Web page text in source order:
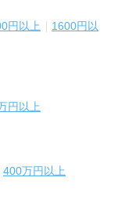
円以上
1600円以
円以上
400万円以上